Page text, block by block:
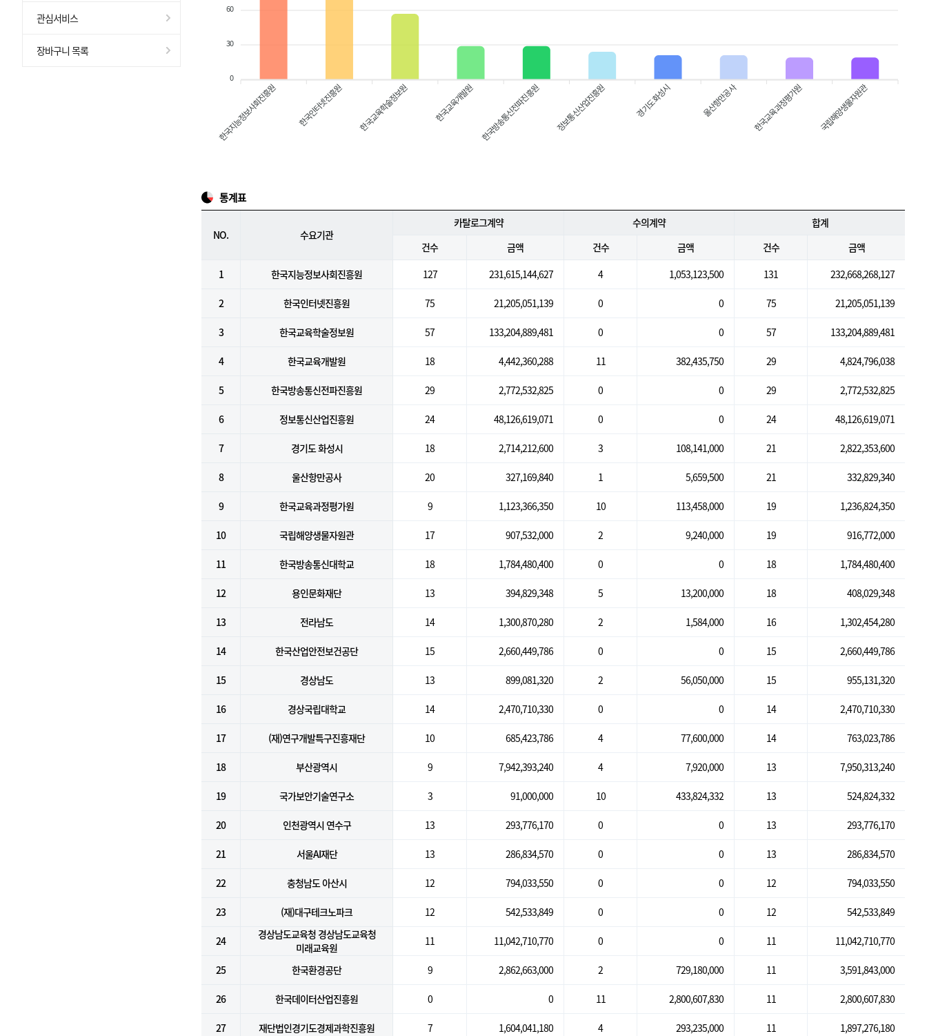
관심서비스
장바구니 목록
60
30
0
한국지능정보사회진흥원 한국인터넷진흥원 한국교육학술정보원 한국교육개발원 한국방송통신전파진흥원 정보통신산업진흥원 경기도 화성시 울산항만공사 한국교육과정평가원 국립해양생물자원관
통계표
NO. 수요기관
카탈로그계약 수의계약
합계
건수
금액 건수 금액 건수
금액
1
한국지능정보사회진흥원 127 231,615,144,627 4 1,053,123,500 131 232,668,268,127
2 한국인터넷진흥원 75 21,205,051,139 0 0 75 21,205,051,139
3 한국교육학술정보원 57 133,204,889,481 0 0 57 133,204,889,481
4 한국교육개발원 18 4,442,360,288 11 382,435,750 29 4,824,796,038
5 한국방송통신전파진흥원 29 2,772,532,825 0 0 29 2,772,532,825
6 정보통신산업진흥원 24 48,126,619,071 0 0 24 48,126,619,071
7 경기도 화성시 18 2,714,212,600 3 108,141,000 21 2,822,353,600
8 울산항만공사 20 327,169,840 1 5,659,500 21 332,829,340
9 한국교육과정평가원 9 1,123,366,350 10 113,458,000 19 1,236,824,350
10 국립해양생물자원관 17 907,532,000 2 9,240,000 19 916,772,000
11 한국방송통신대학교 18 1,784,480,400 0 0 18 1,784,480,400
12 용인문화재단 13 394,829,348 5 13,200,000 18 408,029,348
13 전라남도 14 1,300,870,280 2 1,584,000 16 1,302,454,280
14 한국산업안전보건공단 15 2,660,449,786 0 0 15 2,660,449,786
15 경상남도 13 899,081,320 2 56,050,000 15 955,131,320
16 경상국립대학교 14 2,470,710,330 0 0 14 2,470,710,330
17 (재)연구개발특구진흥재단 10 685,423,786 4 77,600,000 14 763,023,786
18 부산광역시 9 7,942,393,240 4 7,920,000 13 7,950,313,240
19 국가보안기술연구소 3 91,000,000 10 433,824,332 13 524,824,332
20 인천광역시 연수구 13 293,776,170 0 0 13 293,776,170
21 서울AI재단 13 286,834,570 0 0 13 286,834,570
22 충청남도 아산시 12 794,033,550 0 0 12 794,033,550
23 (재)대구테크노파크 12 542,533,849 0 0 12 542,533,849
24
경상남도교육청 경상남도교육청
미래교육원
11 11,042,710,770 0 0 11 11,042,710,770
25 한국환경공단 9 2,862,663,000 2 729,180,000 11 3,591,843,000
26 한국데이터산업진흥원 0 0 11 2,800,607,830 11 2,800,607,830
27 재단법인경기도경제과학진흥원 7 1,604,041,180 4 293,235,000 11 1,897,276,180